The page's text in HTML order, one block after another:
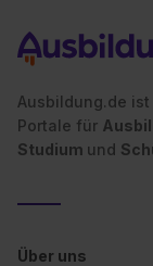
Ausbildung.de
Portale für
Studium und
Über uns